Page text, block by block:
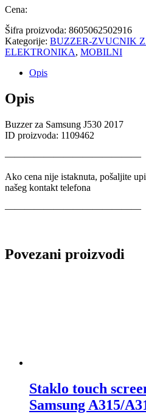
Cena:
Šifra proizvoda: 8605062502916
Kategorije: BUZZER-ZVUCNIK
ELEKTRONIKA, MOBILNI
Opis
Opis
Buzzer za Samsung J530 2017
ID proizvoda: 1109462
——————————————
Ako cena nije istaknuta, pošaljite
našeg kontakt telefona
——————————————
Povezani proizvodi
Staklo touch
Samsung A315/